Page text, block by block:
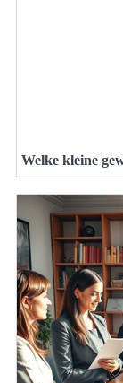
Welke kleine